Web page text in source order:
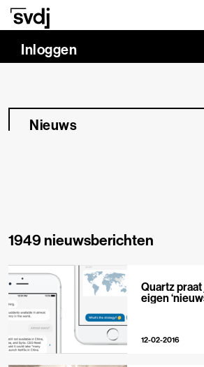
Naar hoofdinhoud
Inloggen
Nieuws
1949 nieuwsberichten
Quartz
eigen
12-02-2016